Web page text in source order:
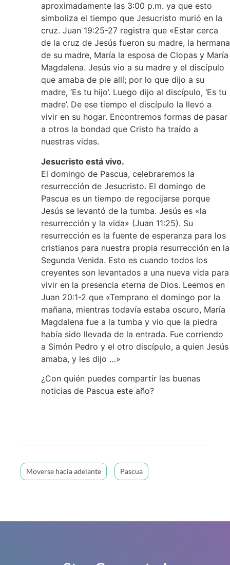
aproximadamente las 3:00 p.m. ya que esto
simboliza el tiempo que Jesucristo murió en la
cruz. Juan 19:25-27 registra que «Estar cerca
de la cruz de Jesús fueron su madre, la hermana
de su madre, María la esposa de Clopas y María
Magdalena. Jesús vio a su madre y el discípulo
que amaba de pie allí; por lo que dijo a su
madre, ‘Es tu hijo’. Luego dijo al discípulo, ‘Es tu
madre’. De ese tiempo el discípulo la llevó a
vivir en su hogar. Encontremos formas de pasar
a otros la bondad que Cristo ha traído a
nuestras vidas.
Jesucristo está vivo.
El domingo de Pascua, celebraremos la
resurrección de Jesucristo. El domingo de
Pascua es un tiempo de regocijarse porque
Jesús se levantó de la tumba. Jesús es «la
resurrección y la vida» (Juan 11:25). Su
resurrección es la fuente de esperanza para los
cristianos para nuestra propia resurrección en la
Segunda Venida. Esto es cuando todos los
creyentes son levantados a una nueva vida para
vivir en la presencia eterna de Dios. Leemos en
Juan 20:1-2 que «Temprano el domingo por la
mañana, mientras todavía estaba oscuro, María
Magdalena fue a la tumba y vio que la piedra
había sido llevada de la entrada. Fue corriendo
a Simón Pedro y el otro discípulo, a quien Jesús
amaba, y les dijo …»
¿Con quién puedes compartir las buenas
noticias de Pascua este año?
Moverse hacia adelante Pascua